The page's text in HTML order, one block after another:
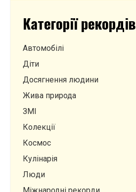
Категорії рекордів
Автомобілі
Діти
Досягнення людини
Жива природа
ЗМІ
Колекції
Космос
Кулінарія
Люди